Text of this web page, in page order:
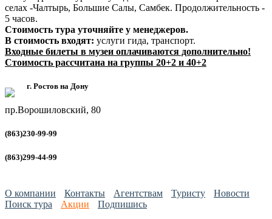
селах -Чалтырь, Большие Салы, Самбек. Продолжительность -
5 часов.
Стоимость тура уточняйте у менеджеров.
В стоимость входят: услуги гида, транспорт.
Входные билеты в музеи оплачиваются дополнительно!
Стоимость рассчитана на группы 20+2 и 40+2
г. Ростов на Дону
пр.Ворошиловский, 80
(863)230-99-99
(863)299-44-99
О компании Контакты Агентствам Туристу
Новости
Поиск тура
Акции Подпишись